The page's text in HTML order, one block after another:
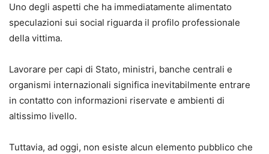
Uno degli aspetti che ha immediatamente alimentato
speculazioni sui social riguarda il profilo professionale
della vittima.
Lavorare per capi di Stato, ministri, banche centrali e
organismi internazionali significa inevitabilmente entrare
in contatto con informazioni riservate e ambienti di
altissimo livello.
Tuttavia, ad oggi, non esiste alcun elemento pubblico che